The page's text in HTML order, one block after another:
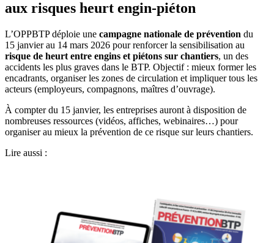
aux risques heurt engin-piéton
L’OPPBTP déploie une campagne nationale de prévention du
15 janvier au 14 mars 2026 pour renforcer la sensibilisation au
risque de heurt entre engins et piétons sur chantiers, un des
accidents les plus graves dans le BTP. Objectif : mieux former les
encadrants, organiser les zones de circulation et impliquer tous les
acteurs (employeurs, compagnons, maîtres d’ouvrage).
À compter du 15 janvier, les entreprises auront à disposition de
nombreuses ressources (vidéos, affiches, webinaires…) pour
organiser au mieux la prévention de ce risque sur leurs chantiers.
Lire aussi :